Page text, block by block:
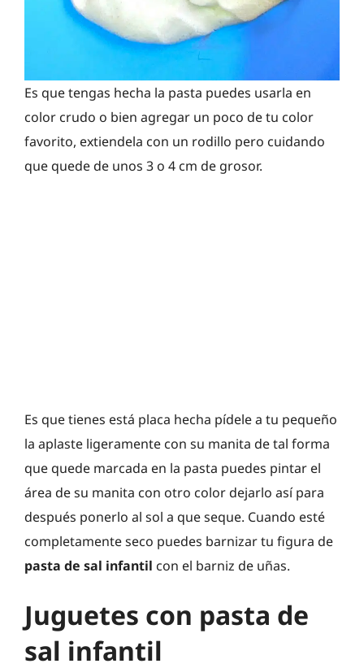
Es que tengas hecha la pasta puedes usarla en
color crudo o bien agregar un poco de tu color
favorito, extiendela con un rodillo pero cuidando
que quede de unos 3 o 4 cm de grosor.
Es que tienes está placa hecha pídele a tu pequeño
la aplaste ligeramente con su manita de tal forma
que quede marcada en la pasta puedes pintar el
área de su manita con otro color dejarlo así para
después ponerlo al sol a que seque. Cuando esté
completamente seco puedes barnizar tu figura de
pasta de sal infantil con el barniz de uñas.
Juguetes con pasta de
sal infantil